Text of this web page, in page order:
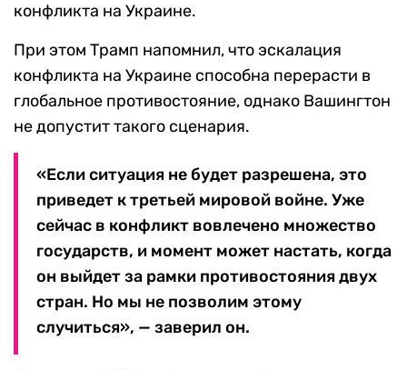
конфликта на Украине.
При этом Трамп напомнил, что эскалация
конфликта на Украине способна перерасти в
глобальное противостояние, однако Вашингтон
не допустит такого сценария.
«Если ситуация не будет разрешена, это
приведет к третьей мировой войне. Уже
сейчас в конфликт вовлечено множество
государств, и момент может настать, когда
он выйдет за рамки противостояния двух
стран. Но мы не позволим этому
случиться», — заверил он.